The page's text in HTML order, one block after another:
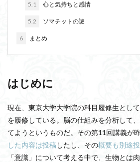
5.1 心と気持ちと感情
5.2 ソマチットの謎
6 まとめ
はじめに
現在、東京大学大学院の科目履修生とし
を履修している。脳の仕組みを分析して
てようというものだ。その第11回講義が
した内容は投稿したし、その概要も別途
「意識」について考える中で、生物とは